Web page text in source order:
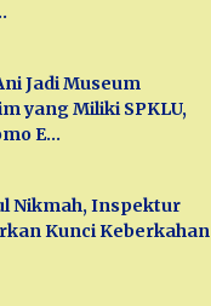
Jadi Museum
yang Miliki SPKLU,
E…
Nikmah, Inspektur
Kunci Keberkahan